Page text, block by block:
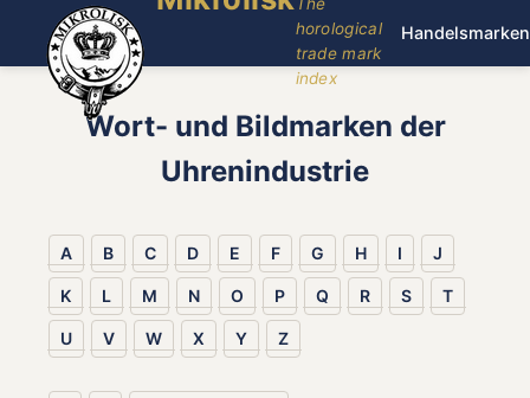
horological
trade mark
index
Handelsmarken
Wort- und Bildmarken der
Uhrenindustrie
A B C D E F G H I J
K L M N O P Q R S T
U V W X Y Z